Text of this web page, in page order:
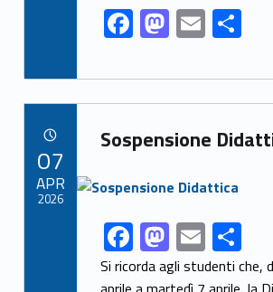
F
ac
e
b
o
k
M
as
to
d
o
E
m
ai
l
S
h
ar
e
Link identifier archive #link-archive-17220
Sospensione
Link identifier archive #link-archive-thumb-soap-18481
Link identifier share facebook archive #share-link-archive-85980F
ac
M
as
E
m
S
h
Si ricorda agli studenti che,
07
APR
2026